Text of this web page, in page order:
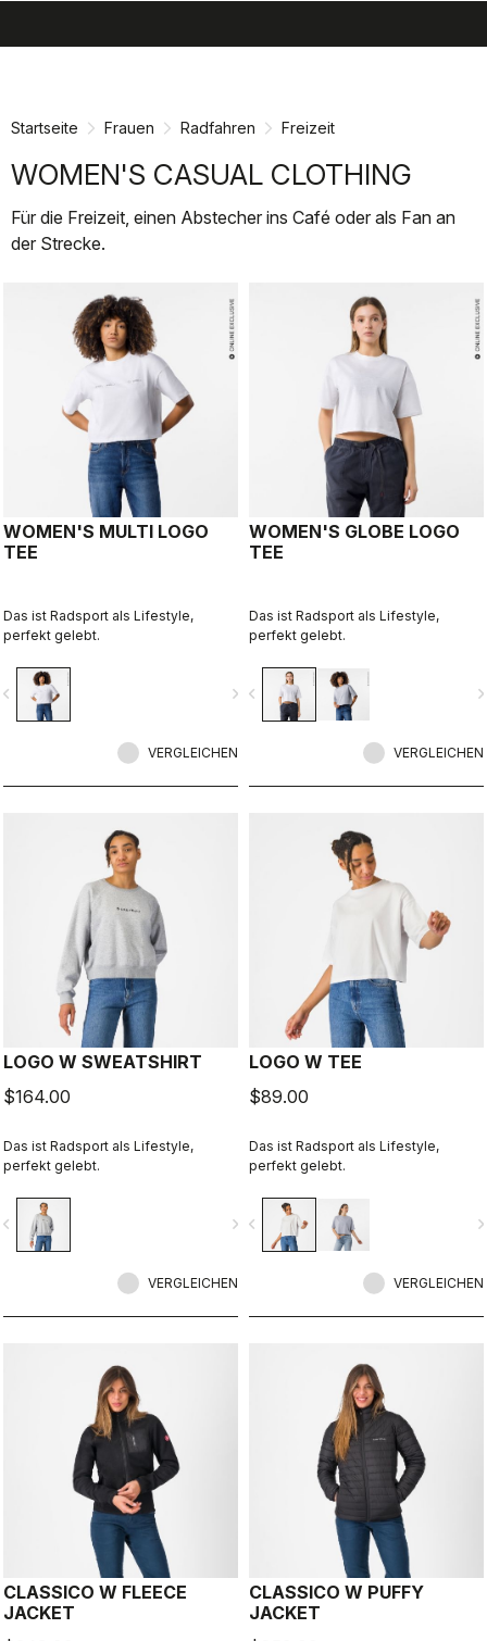
Startseite Frauen Radfahren Freizeit
WOMEN'S CASUAL CLOTHING
Für die Freizeit, einen Abstecher ins Café oder als Fan an
der Strecke.
WOMEN'S MULTI LOGO
TEE
Das ist Radsport als Lifestyle,
perfekt gelebt.
navigate_next
VERGLEICHEN
WOMEN'S GLOBE LOGO
TEE
Das ist Radsport als Lifestyle,
perfekt gelebt.
navigate_before
VERGLEICHEN
LOGO W SWEATSHIRT
$164.00
Das ist Radsport als Lifestyle,
perfekt gelebt.
navigate_next
VERGLEICHEN
LOGO W TEE
$89.00
Das ist Radsport als Lifestyle,
perfekt gelebt.
navigate_before
VERGLEICHEN
CLASSICO W FLEECE
JACKET
CLASSICO W PUFFY
JACKET